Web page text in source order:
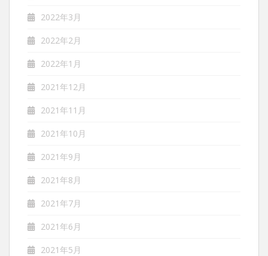
2022年3月
2022年2月
2022年1月
2021年12月
2021年11月
2021年10月
2021年9月
2021年8月
2021年7月
2021年6月
2021年5月